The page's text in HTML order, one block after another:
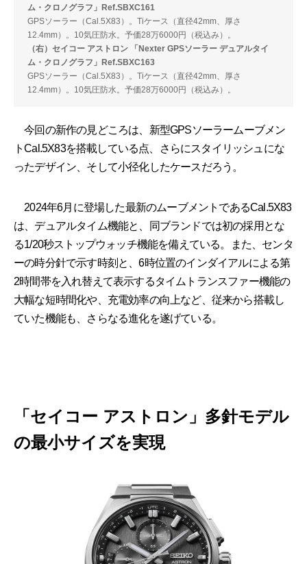
ム・クロノグラフ」Ref.SBXC161
GPSソーラー（Cal.5X83）。Tiケース（直径42mm、厚さ
12.4mm）。10気圧防水。予価28万6000円（税込み）。
（右）セイコー アストロン 「Nexter GPSソーラー デュアルタイ
ム・クロノグラフ」Ref.SBXC163
GPSソーラー（Cal.5X83）。Tiケース（直径42mm、厚さ
12.4mm）。10気圧防水。予価28万6000円（税込み）。
今回の新作の見どころは、新型GPSソーラームーブメン
トCal.5X83を搭載している点、さらにスタイリッシュにな
ったデザイン、そして小径化したケースだろう。
2024年6月に登場した最新のムーブメントであるCal.5X83
は、デュアルタイム機能と、同ブランドでは初の採用とな
る1/20秒ストップウォッチ機能を備えている。また、センタ
ーの時分針で示す時刻と、6時位置のインダイアルによる第
2時間帯を入れ替えて表示するタイムトランスファー機能の
大幅な短時間化や、充電効率の向上など、従来から搭載し
ていた機能も、さらなる進化を遂げている。
「セイコー アストロン」多針モデル
の最小サイズを実現